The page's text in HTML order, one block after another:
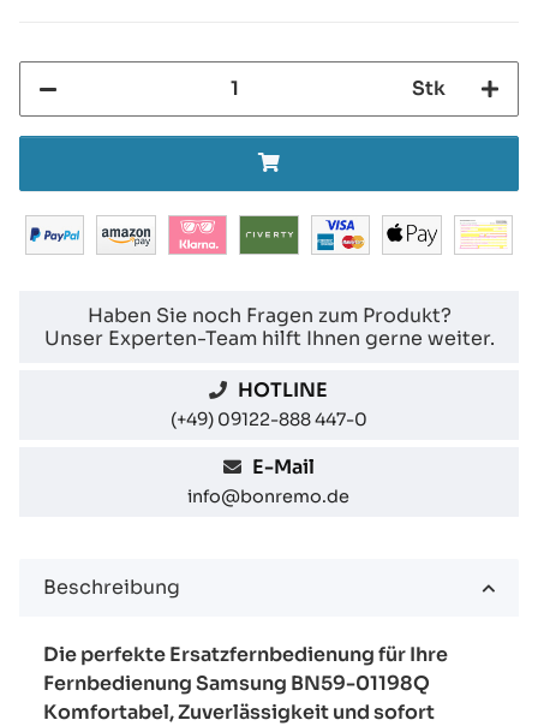
Stk
Haben Sie noch Fragen zum Produkt?
Unser Experten-Team hilft Ihnen gerne weiter.
HOTLINE
(+49) 09122-888 447-0
E-Mail
info@bonremo.de
Beschreibung
Die perfekte Ersatzfernbedienung für Ihre
Fernbedienung Samsung BN59-01198Q
Komfortabel, Zuverlässigkeit und sofort